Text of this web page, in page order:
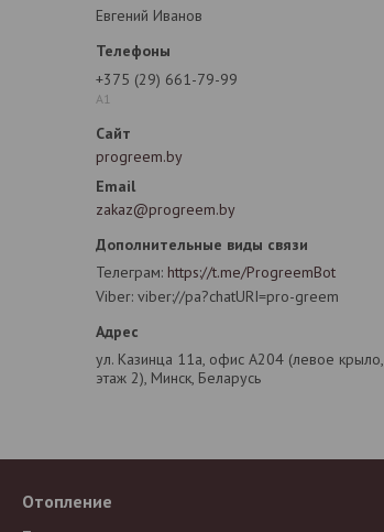
Евгений Иванов
+375 (29) 661-79-99
А1
progreem.by
zakaz@progreem.by
Телеграм https://t.me/ProgreemBot
Viber viber://pa?chatURI=pro-greem
ул. Казинца 11а, офис А204 (левое крыло,
этаж 2), Минск, Беларусь
Отопление